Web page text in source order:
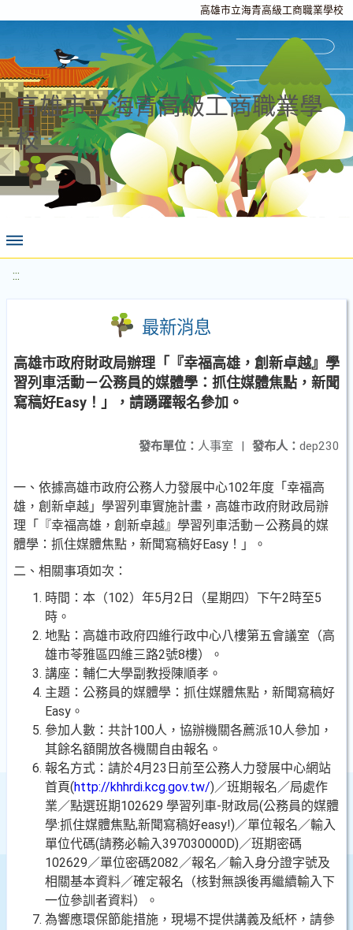
高雄市立海青高級工商職業學校
高雄市立海青高級工商職業學
校
:::
最新消息
高雄市政府財政局辦理「『幸福高雄，創新卓越』學
習列車活動－公務員的媒體學：抓住媒體焦點，新聞
寫稿好Easy！」，請踴躍報名參加。
發布人： dep230
發布單位： 人事室 |
一、依據高雄市政府公務人力發展中心102年度「幸福高
雄，創新卓越」學習列車實施計畫，高雄市政府財政局辦
理「『幸福高雄，創新卓越』學習列車活動－公務員的媒
體學：抓住媒體焦點，新聞寫稿好Easy！」。
二、相關事項如次：
時間：本（102）年5月2日（星期四）下午2時至5
時。
地點：高雄市政府四維行政中心八樓第五會議室（高
雄市苓雅區四維三路2號8樓）。
講座：輔仁大學副教授陳順孝。
主題：公務員的媒體學：抓住媒體焦點，新聞寫稿好
Easy。
參加人數：共計100人，協辦機關各薦派10人參加，
其餘名額開放各機關自由報名。
報名方式：請於4月23日前至公務人力發展中心網站
首頁(http://khhrdi.kcg.gov.tw/)／班期報名／局處作
業／點選班期102629 學習列車-財政局(公務員的媒體
學:抓住媒體焦點,新聞寫稿好easy!)／單位報名／輸入
單位代碼(請務必輸入397030000D)／班期密碼
102629／單位密碼2082／報名／輸入身分證字號及
相關基本資料／確定報名（核對無誤後再繼續輸入下
一位參訓者資料）。
為響應環保節能措施，現場不提供講義及紙杯，請參